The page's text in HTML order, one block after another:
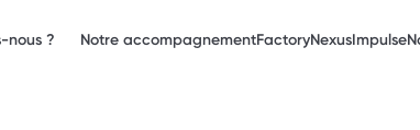
nous ? Notre accompagnementFactoryNexusImpulse